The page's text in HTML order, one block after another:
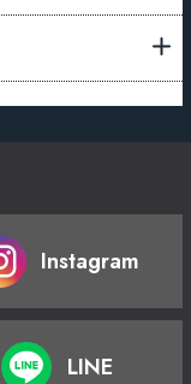
Instagram
LINE